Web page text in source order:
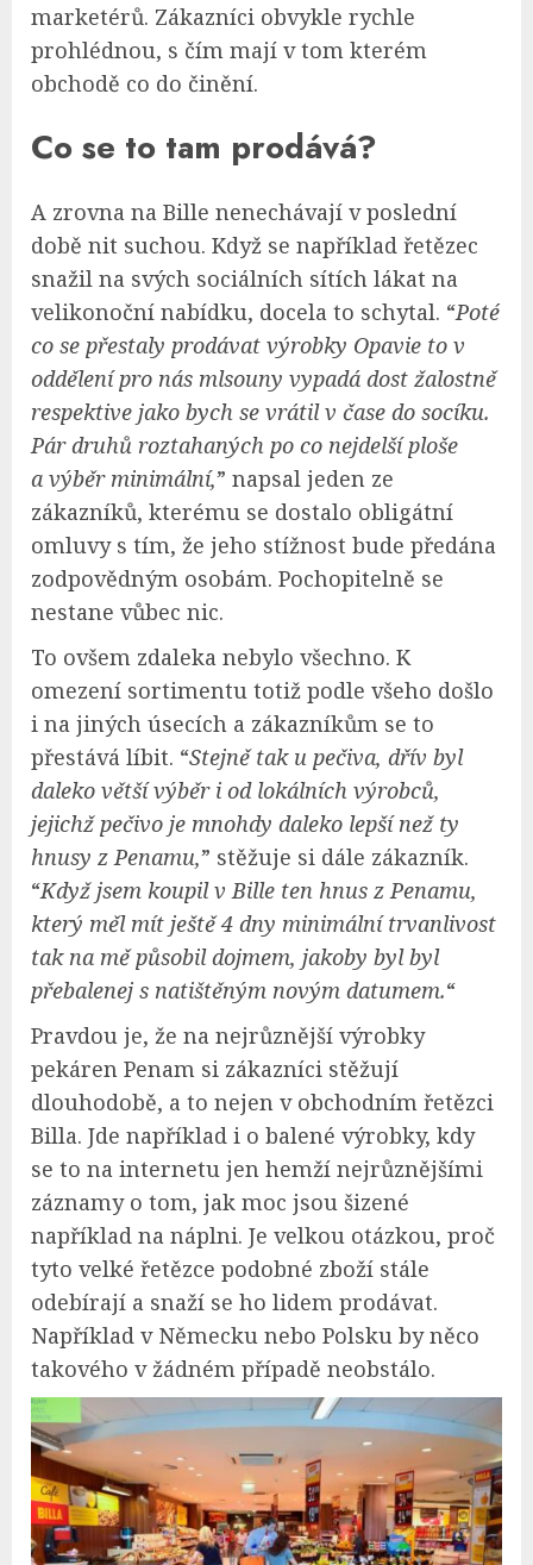
marketérů. Zákazníci obvykle rychle
prohlédnou, s čím mají v tom kterém
obchodě co do činění.
Co se to tam prodává?
A zrovna na Bille nenechávají v poslední
době nit suchou. Když se například řetězec
snažil na svých sociálních sítích lákat na
velikonoční nabídku, docela to schytal. “Poté
co se přestaly prodávat výrobky Opavie to v
oddělení pro nás mlsouny vypadá dost žalostně
respektive jako bych se vrátil v čase do socíku.
Pár druhů roztahaných po co nejdelší ploše
a výběr minimální,” napsal jeden ze
zákazníků, kterému se dostalo obligátní
omluvy s tím, že jeho stížnost bude předána
zodpovědným osobám. Pochopitelně se
nestane vůbec nic.
To ovšem zdaleka nebylo všechno. K
omezení sortimentu totiž podle všeho došlo
i na jiných úsecích a zákazníkům se to
přestává líbit. “Stejně tak u pečiva, dřív byl
daleko větší výběr i od lokálních výrobců,
jejichž pečivo je mnohdy daleko lepší než ty
hnusy z Penamu,” stěžuje si dále zákazník.
“Když jsem koupil v Bille ten hnus z Penamu,
který měl mít ještě 4 dny minimální trvanlivost
tak na mě působil dojmem, jakoby byl byl
přebalenej s natištěným novým datumem.“
Pravdou je, že na nejrůznější výrobky
pekáren Penam si zákazníci stěžují
dlouhodobě, a to nejen v obchodním řetězci
Billa. Jde například i o balené výrobky, kdy
se to na internetu jen hemží nejrůznějšími
záznamy o tom, jak moc jsou šizené
například na náplni. Je velkou otázkou, proč
tyto velké řetězce podobné zboží stále
odebírají a snaží se ho lidem prodávat.
Například v Německu nebo Polsku by něco
takového v žádném případě neobstálo.